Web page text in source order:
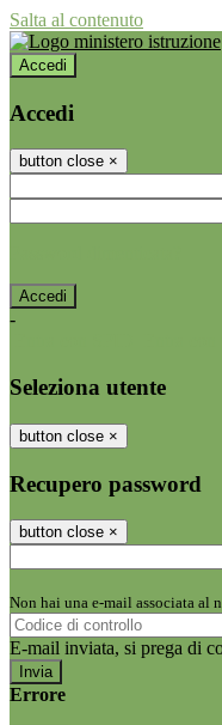
Salta al contenuto
Accedi
Accedi
button close ×
-
Seleziona utente
button close ×
Recupero password
button close ×
Non hai una e-mail associata al
E-mail inviata, si prega di
Errore